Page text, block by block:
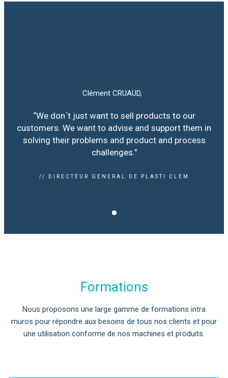
Clément CRUAUD,
“We don´t just want to sell products to our
customers. We want to advise and support them in
solving their problems and product and process
challenges."
// DIRECTEUR GENERAL DE PLASTI CLEM
Formations
Nous proposons une large gamme de formations intra
muros pour répondre aux besoins de tous nos clients et pour
une utilisation conforme de nos machines et produits.